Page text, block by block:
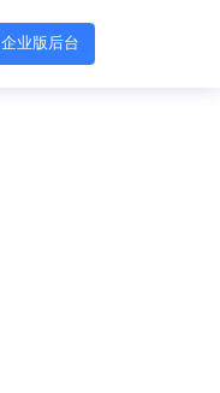
企业版后台